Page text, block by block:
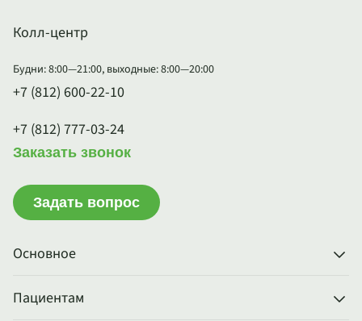
Основное
Пациентам
Колл-центр
Будни: 8:00—21:00, выходные: 8:00—20:00
+7 (812) 600-22-10
+7 (812) 777-03-24
Заказать звонок
Задать вопрос